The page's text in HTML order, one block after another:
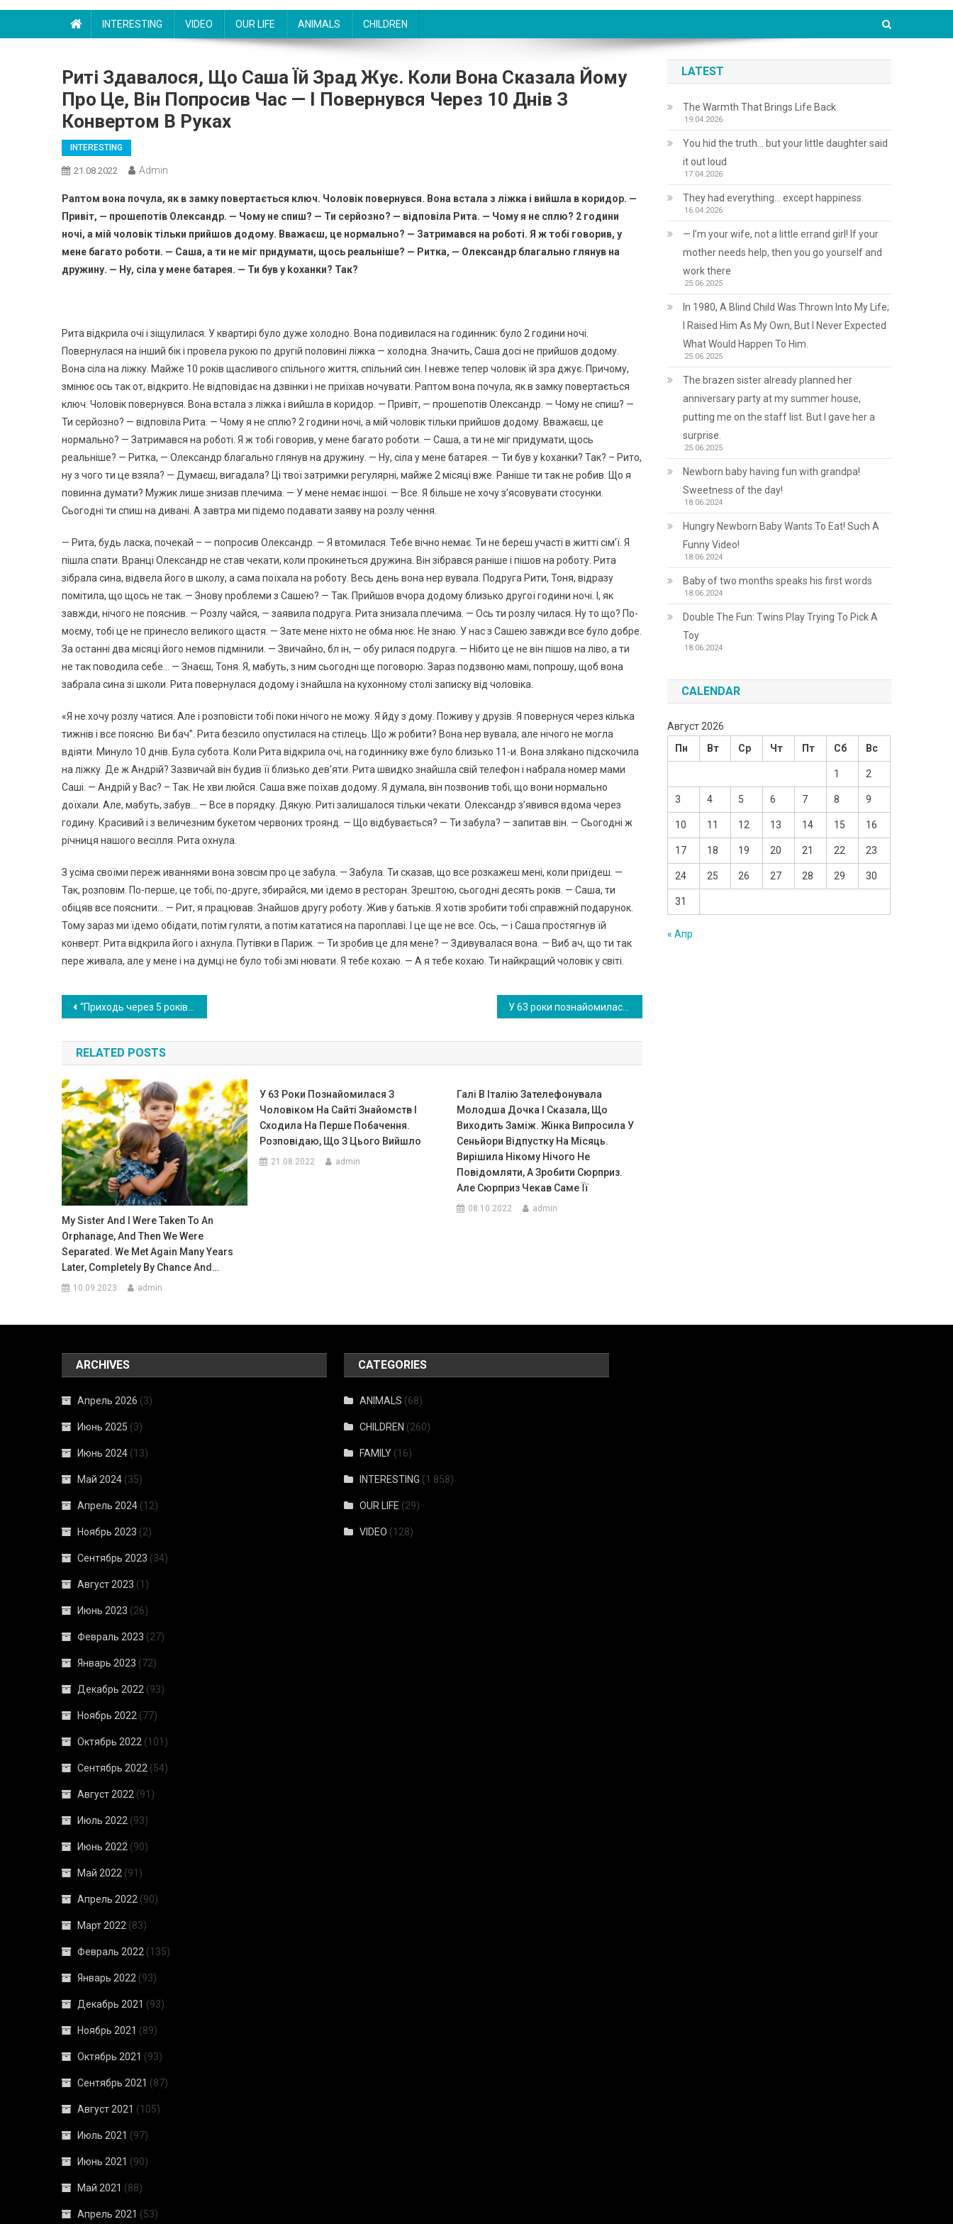
INTERESTING VIDEO OUR LIFE ANIMALS CHILDREN
Риті Здавалося, Що Саша Їй Зрад Жує. Коли Вона Сказала Йому
Про Це, Він Попросив Час — І Повернувся Через 10 Днів З
Конвертом В Руках
INTERESTING
21.08.2022 Admin
Раптом вона почула, як в замку повертається ключ. Чоловік повернувся. Вона встала з ліжка і вийшла в коридор. —
Привіт, — прошепотів Олександр. — Чому не спиш? — Ти серйозно? — відповіла Рита. — Чому я не сплю? 2 години
ночі, а мій чоловік тільки прийшов додому. Вважаєш, це нормально? — Затримався на роботі. Я ж тобі говорив, у
мене багато роботи. — Саша, а ти не міг придумати, щось реальніше? — Ритка, — Олександр благально глянув на
дружину. — Ну, сіла у мене батарея. — Ти був у kоханки? Так?
Рита відкрила очі і зіщулилася. У квартирі було дуже холодно. Вона подивилася на годинник: було 2 години ночі.
Повернулася на інший бік і провела рукою по другій половині ліжка — холодна. Значить, Саша досі не прийшов додому.
Вона сіла на ліжку. Майже 10 років щасливого спільного життя, спільний син. І невже тепер чоловік їй зра джує. Причому,
змінює ось так от, відкрито. Не відповідає на дзвінки і не приїхав ночувати. Раптом вона почула, як в замку повертається
ключ. Чоловік повернувся. Вона встала з ліжка і вийшла в коридор. — Привіт, — прошепотів Олександр. — Чому не спиш? —
Ти серйозно? — відповіла Рита. — Чому я не сплю? 2 години ночі, а мій чоловік тільки прийшов додому. Вважаєш, це
нормально? — Затримався на роботі. Я ж тобі говорив, у мене багато роботи. — Саша, а ти не міг придумати, щось
реальніше? — Ритка, — Олександр благально глянув на дружину. — Ну, сіла у мене батарея. — Ти був у kоханки? Так? – Рито,
ну з чого ти це взяла? — Думаєш, вигадала? Ці твої затримки регулярні, майже 2 місяці вже. Раніше ти так не робив. Що я
повинна думати? Мужик лише знизав плечима. — У мене немає іншої. — Все. Я більше не хочу з’ясовувати стосунки.
Сьогодні ти спиш на дивані. А завтра ми підемо подавати заяву на розлу чення.
— Рита, будь ласка, почекай – — попросив Олександр. — Я втомилася. Тебе вічно немає. Ти не береш участі в житті сім’ї. Я
пішла спати. Вранці Олександр не став чекати, коли прокинеться дружина. Він зібрався раніше і пішов на роботу. Рита
зібрала сина, відвела його в школу, а сама поїхала на роботу. Весь день вона нер вувала. Подруга Рити, Тоня, відразу
помітила, що щось не так. — Знову nроблеми з Сашею? — Так. Прийшов вчора додому близько другої години ночі. І, як
завжди, нічого не пояснив. — Розлу чайся, — заявила подруга. Рита знизала плечима. — Ось ти розлу чилася. Ну то що? По-
моєму, тобі це не принесло великого щастя. — Зате мене ніхто не обма нює. Не знаю. У нас з Сашею завжди все було добре.
За останні два місяці його немов підмінили. — Звичайно, бл ін, — обу рилася подруга. — Нібито це не він пішов на ліво, а ти
не так поводила себе… — Знаєш, Тоня. Я, мабуть, з ним сьогодні ще поговорю. Зараз подзвоню мамі, попрошу, щоб вона
забрала сина зі школи. Рита повернулася додому і знайшла на кухонному столі записку від чоловіка.
«Я не хочу розлу чатися. Але і розповісти тобі поки нічого не можу. Я йду з дому. Поживу у друзів. Я повернуся через кілька
тижнів і все поясню. Ви бач”. Рита безсило опустилася на стілець. Що ж робити? Вона нер вувала, але нічого не могла
вдіяти. Минуло 10 днів. Була субота. Коли Рита відкрила очі, на годиннику вже було близько 11-и. Вона зляkано підскочила
на ліжку. Де ж Андрій? Зазвичай він будив її близько дев’яти. Рита швидко знайшла свій телефон і набрала номер мами
Саші. — Андрій у Вас? – Так. Не хви люйся. Саша вже поїхав додому. Я думала, він позвонив тобі, що вони нормально
доїхали. Але, мабуть, забув… — Все в порядку. Дякую. Риті залишалося тільки чекати. Олександр з’явився вдома через
годину. Красивий і з величезним букетом червоних троянд. — Що відбувається? — Ти забула? — запитав він. — Сьогодні ж
річниця нашого весілля. Рита охнула.
З усіма своїми переж иваннями вона зовсім про це забула. — Забула. Ти сказав, що все розкажеш мені, коли приїдеш. —
Так, розповім. По-перше, це тобі, по-друге, збирайся, ми їдемо в ресторан. Зрештою, сьогодні десять років. — Саша, ти
обіцяв все пояснити… — Рит, я працював. Знайшов другу роботу. Жив у батьків. Я хотів зробити тобі справжній подарунок.
Тому зараз ми їдемо обідати, потім гуляти, а потім кататися на пароплаві. І це ще не все. Ось, — і Саша простягнув їй
конверт. Рита відкрила його і ахнула. Путівки в Париж. — Ти зробив це для мене? — Здивувалася вона. — Виб ач, що ти так
пере живала, але у мене і на думці не було тобі змі нювати. Я тебе кохаю. — А я тебе кохаю. Ти найкращий чоловік у світі.
Навигация
по
записям
“Приходь через 5 років. У мене буде все і навіть більше” – сказала Марина слідом за чоловіком. Через 5 років він повернувся
RELATED POSTS
My Sister And I Were Taken To An
Orphanage, And Then We Were
Separated. We Met Again Many Years
Later, Completely By Chance And…
10.09.2023 admin
У 63 Роки Познайомилася З
Чоловіком На Сайті Знайомств І
Сходила На Перше Побачення.
Розповідаю, Що З Цього Вийшло
21.08.2022 admin
Галі В Італію Зателефонувала
Молодша Дочка І Сказала, Що
Виходить Заміж. Жінка Випросила У
Сеньйори Відпустку На Місяць.
Вирішила Нікому Нічого Не
Повідомляти, А Зробити Сюрприз.
Але Сюрприз Чекав Саме Її
08.10.2022 admin
LATEST
The Warmth That Brings Life Back
19.04.2026
You hid the truth… but your little daughter said
it out loud
17.04.2026
They had everything… except happiness.
16.04.2026
— I’m your wife, not a little errand girl! If your
mother needs help, then you go yourself and
work there
25.06.2025
In 1980, A Blind Child Was Thrown Into My Life;
I Raised Him As My Own, But I Never Expected
What Would Happen To Him.
25.06.2025
The brazen sister already planned her
anniversary party at my summer house,
putting me on the staff list. But I gave her a
surprise.
25.06.2025
Newborn baby having fun with grandpa!
Sweetness of the day!
18.06.2024
Hungry Newborn Baby Wants To Eat! Such A
Funny Video!
18.06.2024
Baby of two months speaks his first words
18.06.2024
Double The Fun: Twins Play Trying To Pick A
Toy
18.06.2024
CALENDAR
Август 2026
Пн
Вт Ср Чт Пт Сб Вс
1 2
3 4 5 6 7 8 9
10 11 12 13 14 15 16
17 18 19 20 21 22 23
24 25 26 27 28 29 30
31
« Апр
ARCHIVES
Апрель 2026 (3)
Июнь 2025 (3)
Июнь 2024 (13)
Май 2024 (35)
Апрель 2024 (12)
Ноябрь 2023 (2)
Сентябрь 2023 (34)
Август 2023 (1)
Июнь 2023 (26)
Февраль 2023 (27)
Январь 2023 (72)
Декабрь 2022 (93)
Ноябрь 2022 (77)
Октябрь 2022 (101)
Сентябрь 2022 (54)
Август 2022 (91)
Июль 2022 (93)
Июнь 2022 (90)
Май 2022 (91)
Апрель 2022 (90)
Март 2022 (83)
Февраль 2022 (135)
Январь 2022 (93)
Декабрь 2021 (93)
Ноябрь 2021 (89)
Октябрь 2021 (93)
Сентябрь 2021 (87)
Август 2021 (105)
Июль 2021 (97)
Июнь 2021 (90)
Май 2021 (88)
Апрель 2021 (53)
CATEGORIES
ANIMALS (68)
CHILDREN (260)
FAMILY (16)
INTERESTING (1 858)
OUR LIFE (29)
VIDEO (128)